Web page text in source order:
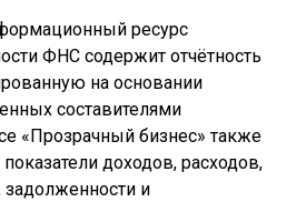
ресурс
ФНС содержит отчётность
на основании
составителями
«Прозрачный бизнес» также
доходов, расходов,
и